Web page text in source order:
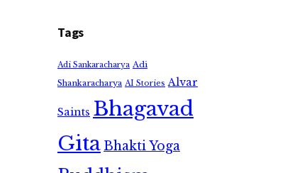
Tags
Adi Sankaracharya Adi
Shankaracharya AI Stories Alvar
Saints Bhagavad
GitaBhakti Yoga